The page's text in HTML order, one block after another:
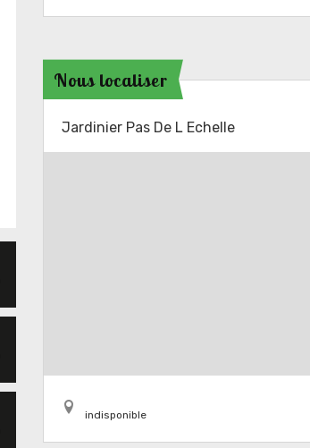
Nous localiser
Jardinier Pas De L Echelle
indisponible